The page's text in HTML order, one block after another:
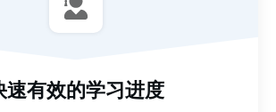
速有效的学习进度